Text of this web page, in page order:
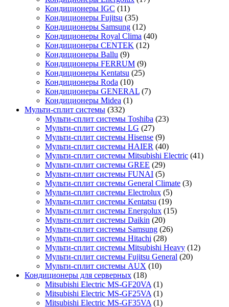
Кондиционеры IGC (11)
Кондиционеры Fujitsu (35)
Кондиционеры Samsung (12)
Кондиционеры Royal Clima (40)
Кондиционеры CENTEK (12)
Кондиционеры Ballu (9)
Кондиционеры FERRUM (9)
Кондиционеры Kentatsu (25)
Кондиционеры Roda (10)
Кондиционеры GENERAL (7)
Кондиционеры Midea (1)
Мульти-сплит системы (332)
Мульти-сплит системы Toshiba (23)
Мульти-сплит системы LG (27)
Мульти-сплит системы Hisense (9)
Мульти-сплит системы HAIER (40)
Мульти-сплит системы Mitsubishi Electric (41)
Мульти-сплит системы GREE (29)
Мульти-сплит системы FUNAI (5)
Мульти-сплит системы General Climate (3)
Мульти-сплит системы Electrolux (5)
Мульти-сплит системы Kentatsu (19)
Мульти-сплит системы Energolux (15)
Мульти-сплит системы Daikin (20)
Мульти-сплит системы Samsung (26)
Мульти-сплит системы Hitachi (28)
Мульти-сплит системы Mitsubishi Heavy (12)
Мульти-сплит системы Fujitsu General (20)
Мульти-сплит системы AUX (10)
Кондиционеры для серверных (18)
Mitsubishi Electric MS-GF20VA (1)
Mitsubishi Electric MS-GF25VA (1)
Mitsubishi Electric MS-GF35VA (1)